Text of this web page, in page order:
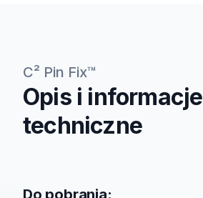
C² Pin Fix™
Opis i informacje
techniczne
Do pobrania: